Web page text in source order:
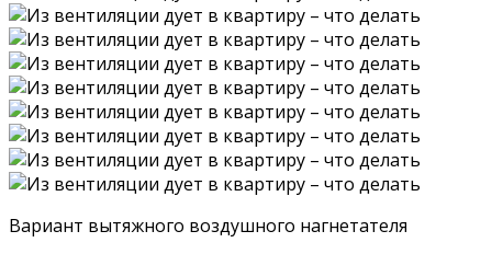
Вариант вытяжного воздушного нагнетателя